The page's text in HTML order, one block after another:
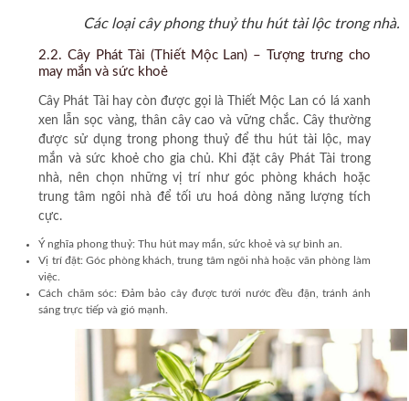
Các loại cây phong thuỷ thu hút tài lộc trong nhà.
2.2. Cây Phát Tài (Thiết Mộc Lan) – Tượng trưng cho
may mắn và sức khoẻ
Cây Phát Tàihay còn được gọi là Thiết Mộc Lan có lá xanh
xen lẫn sọc vàng, thân cây cao và vững chắc. Cây thường
được sử dụng trong phong thuỷ để thu hút tài lộc, may
mắn và sức khoẻ cho gia chủ. Khi đặt cây Phát Tài trong
nhà, nên chọn những vị trí như góc phòng khách hoặc
trung tâm ngôi nhà để tối ưu hoá dòng năng lượng tích
cực.
Ý nghĩa phong thuỷ: Thu hút may mắn, sức khoẻ và sự bình an.
Vị trí đặt: Góc phòng khách, trung tâm ngôi nhà hoặc văn phòng làm
việc.
Cách chăm sóc: Đảm bảo cây được tưới nước đều đặn, tránh ánh
sáng trực tiếp và gió mạnh.